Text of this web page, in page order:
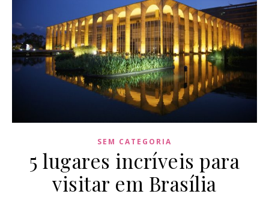
SEM CATEGORIA
5 lugares incríveis para
visitar em Brasília